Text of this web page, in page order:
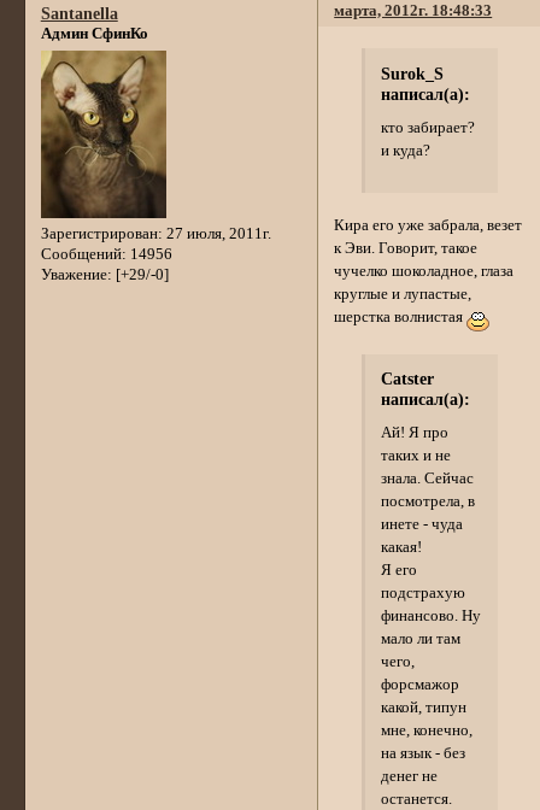
марта, 2012г. 18:48:33
Santanella
Админ СфинКо
Зарегистрирован: 27 июля, 2011г.
Сообщений: 14956
Уважение: [+29/-0]
Surok_S
написал(а):
кто забирает?
и куда?
Кира его уже забрала, везет
к Эви. Говорит, такое
чучелко шоколадное, глаза
круглые и лупастые,
шерстка волнистая
Catster
написал(а):
Ай! Я про
таких и не
знала. Сейчас
посмотрела, в
инете - чуда
какая!
Я его
подстрахую
финансово. Ну
мало ли там
чего,
форсмажор
какой, типун
мне, конечно,
на язык - без
денег не
останется.